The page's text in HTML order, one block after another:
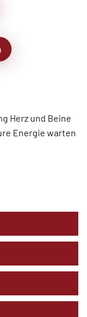
Herz und Beine
Energie warten